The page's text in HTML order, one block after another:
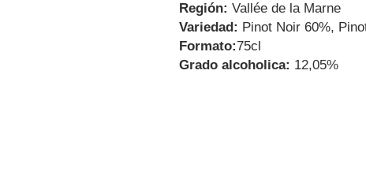
Región: Vallée de la Marne
Variedad: Pinot Noir 60%,
Formato:75cl
Grado alcoholica: 12,05%